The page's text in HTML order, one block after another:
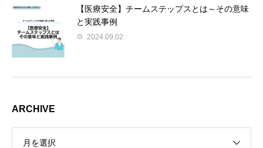
【医療安全】チームステップスとは～その意味
と実践事例
2024.09.02
ARCHIVE
月を選択